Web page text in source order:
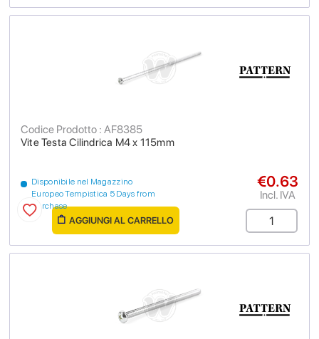
Vite Testa Cilindrica M4 x 115mm
Codice Prodotto : AF8385
Disponibile nel Magazzino
Europeo Tempistica 5 Days from
purchase
€0.63
Incl. IVA
AGGIUNGI AL CARRELLO